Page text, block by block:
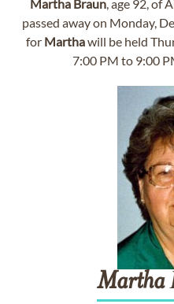
Martha Braun, age 92, of
passed away on Monday,
for Marthawill be held
7:00 PM to 9:00
Martha